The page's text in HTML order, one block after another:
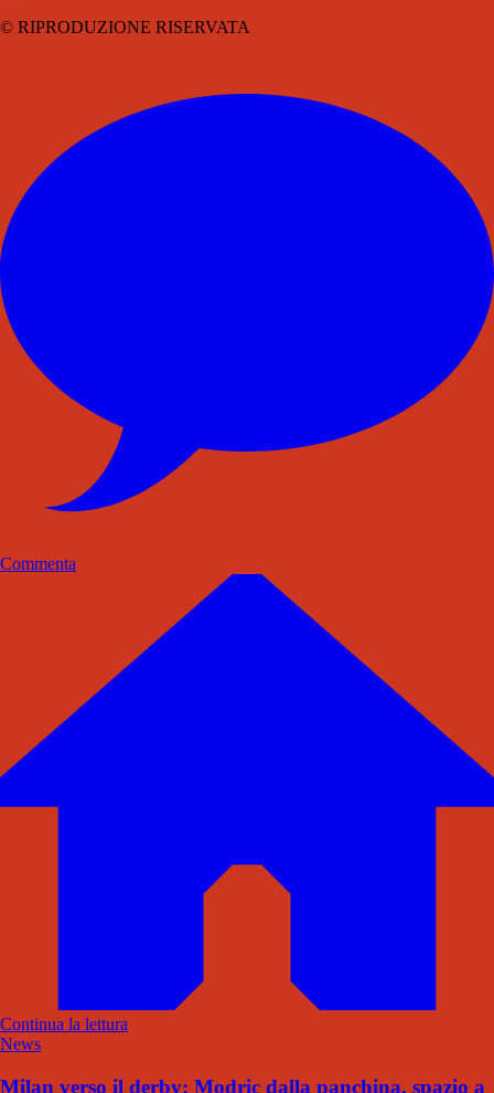
© RIPRODUZIONE RISERVATA
Commenta
Continua la lettura
News
Milan verso il derby: Modric dalla panchina, spazio a